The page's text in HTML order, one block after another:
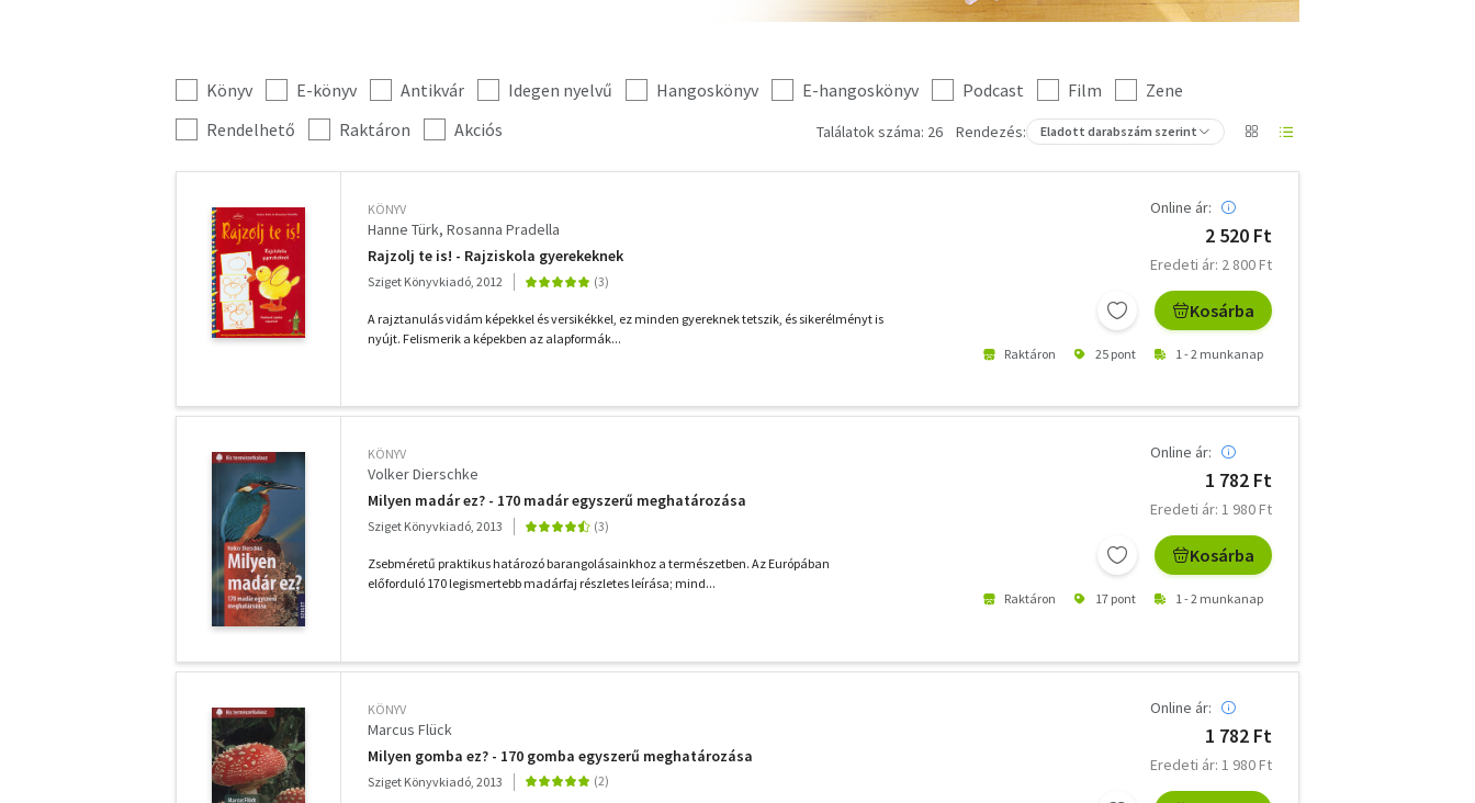
Kategória
szűrés
Könyv E-könyv Antikvár Idegen nyelvű Hangoskönyv E-hangoskönyv Podcast Film
Zene
További
szűrők
Rendelhető Raktáron Akciós Találatok száma: 26 Rendezés: Eladott darabszám szerint
KÖNYV
Hanne Türk Rosanna Pradella
Rajzolj te is! - Rajziskola gyerekeknek
Sziget Könyvkiadó, 2012
A rajztanulás vidám képekkel és versikékkel, ez minden gyereknek tetszik, és sikerélményt is
nyújt. Felismerik a képekben az alapformák...
Online ár:
2 520 Ft
Eredeti ár: 2 800 Ft
Kosárba
Raktáron 25 pont 1 - 2 munkanap
KÖNYV
Volker Dierschke
Milyen madár ez? - 170 madár egyszerű meghatározása
Sziget Könyvkiadó, 2013
Zsebméretű praktikus határozó barangolásainkhoz a természetben. Az Európában
előforduló 170 legismertebb madárfaj részletes leírása; mind...
Online ár:
1 782 Ft
Eredeti ár: 1 980 Ft
Kosárba
Raktáron 17 pont 1 - 2 munkanap
KÖNYV
Marcus Flück
Milyen gomba ez? - 170 gomba egyszerű meghatározása
Sziget Könyvkiadó, 2013
Online ár:
1 782 Ft
Eredeti ár: 1 980 Ft